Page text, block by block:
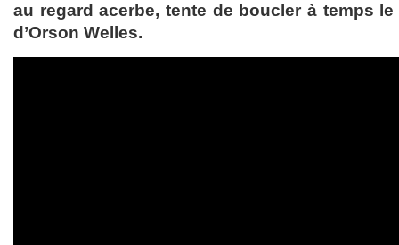
au regard acerbe, tente de boucler à temps
d’Orson Welles.